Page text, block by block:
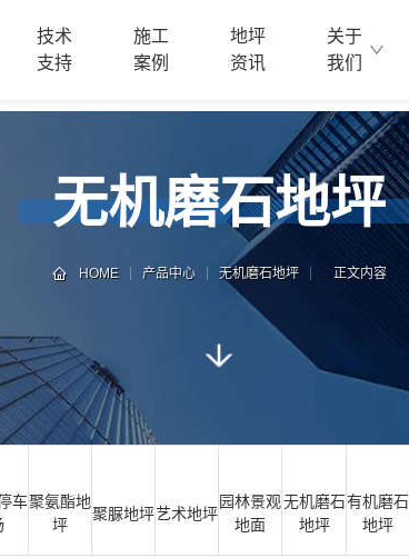
技术
支持
施工
案例
地坪
资讯
关于
我们
无机磨石地坪
HOME 产品中心 无机磨石地坪 正文内容
车聚氨酯地
坪
聚脲地坪艺术地坪
园林景观
地面
无机磨石
地坪
有机磨石
地坪